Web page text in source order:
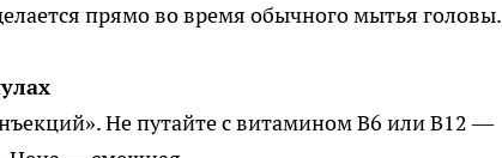
прямо во время обычного мытья головы.
Не путайте с витамином В6 или В12 —